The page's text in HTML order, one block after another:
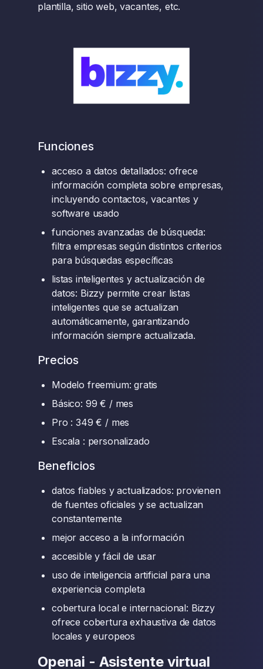
plantilla, sitio web, vacantes, etc.
Funciones
acceso a datos detallados: ofrece
información completa sobre empresas,
incluyendo contactos, vacantes y
software usado
funciones avanzadas de búsqueda:
filtra empresas según distintos criterios
para búsquedas específicas
listas inteligentes y actualización de
datos: Bizzy permite crear listas
inteligentes que se actualizan
automáticamente, garantizando
información siempre actualizada.
Precios
Modelo freemium: gratis
Básico: 99 € / mes
Pro : 349 € / mes
Escala : personalizado
Beneficios
datos fiables y actualizados: provienen
de fuentes oficiales y se actualizan
constantemente
mejor acceso a la información
accesible y fácil de usar
uso de inteligencia artificial para una
experiencia completa
cobertura local e internacional: Bizzy
ofrece cobertura exhaustiva de datos
locales y europeos
Openai - Asistente virtual